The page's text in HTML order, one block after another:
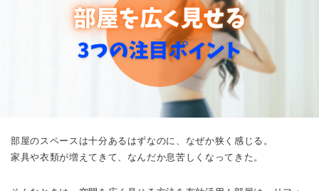
部屋のスペースは十分あるはずなのに、なぜか狭く感じる。
家具や衣類が増えてきて、なんだか息苦しくなってきた。